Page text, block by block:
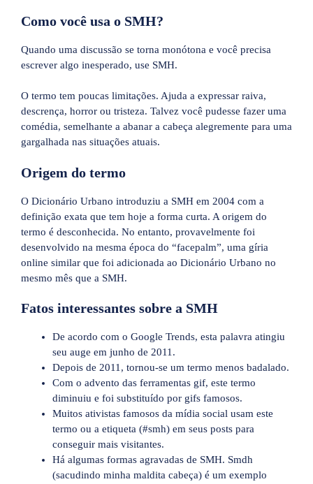
Como você usa o SMH?
Quando uma discussão se torna monótona e você precisa
escrever algo inesperado, use SMH.
O termo tem poucas limitações. Ajuda a expressar raiva,
descrença, horror ou tristeza. Talvez você pudesse fazer uma
comédia, semelhante a abanar a cabeça alegremente para uma
gargalhada nas situações atuais.
Origem do termo
O Dicionário Urbano introduziu a SMH em 2004 com a
definição exata que tem hoje a forma curta. A origem do
termo é desconhecida. No entanto, provavelmente foi
desenvolvido na mesma época do “facepalm”, uma gíria
online similar que foi adicionada ao Dicionário Urbano no
mesmo mês que a SMH.
Fatos interessantes sobre a SMH
De acordo com o Google Trends, esta palavra atingiu
seu auge em junho de 2011.
Depois de 2011, tornou-se um termo menos badalado.
Com o advento das ferramentas gif, este termo
diminuiu e foi substituído por gifs famosos.
Muitos ativistas famosos da mídia social usam este
termo ou a etiqueta (#smh) em seus posts para
conseguir mais visitantes.
Há algumas formas agravadas de SMH. Smdh
(sacudindo minha maldita cabeça) é um exemplo